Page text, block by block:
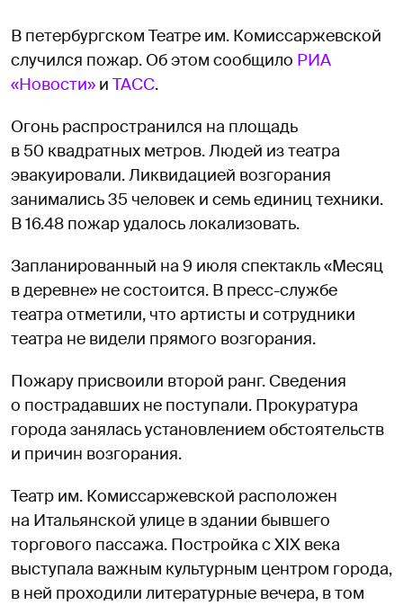
В петербургском Театре им. Комиссаржевской
случился пожар. Об этом сообщило РИА
«Новости» и ТАСС.
Огонь распространился на площадь
в 50 квадратных метров. Людей из театра
эвакуировали. Ликвидацией возгорания
занимались 35 человек и семь единиц техники.
В 16.48 пожар удалось локализовать.
Запланированный на 9 июля спектакль «Месяц
в деревне» не состоится. В пресс-службе
театра отметили, что артисты и сотрудники
театра не видели прямого возгорания.
Пожару присвоили второй ранг. Сведения
о пострадавших не поступали. Прокуратура
города занялась установлением обстоятельств
и причин возгорания.
Театр им. Комиссаржевской расположен
на Итальянской улице в здании бывшего
торгового пассажа. Постройка с XIX века
выступала важным культурным центром города,
в ней проходили литературные вечера, в том